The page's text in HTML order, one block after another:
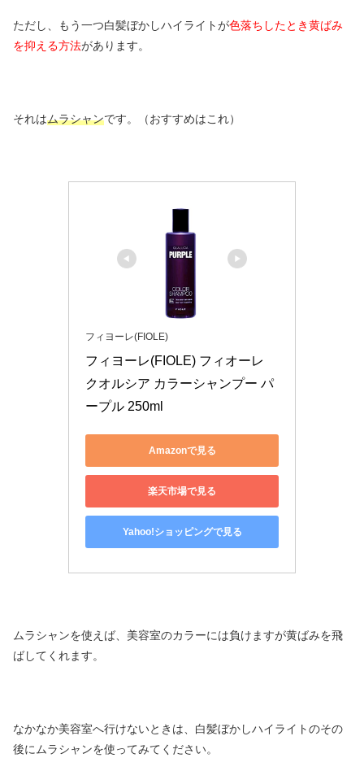
ただし、もう一つ白髪ぼかしハイライトが色落ちしたとき黄ばみ
を抑える方法があります。
それはムラシャンです。（おすすめはこれ）
フィヨーレ(FIOLE)
フィヨーレ(FIOLE) フィオーレ
クオルシア カラーシャンプー パ
ープル 250ml
Amazonで見る
楽天市場で見る
Yahoo!ショッピングで見る
ムラシャンを使えば、美容室のカラーには負けますが黄ばみを飛
ばしてくれます。
なかなか美容室へ行けないときは、白髪ぼかしハイライトのその
後にムラシャンを使ってみてください。